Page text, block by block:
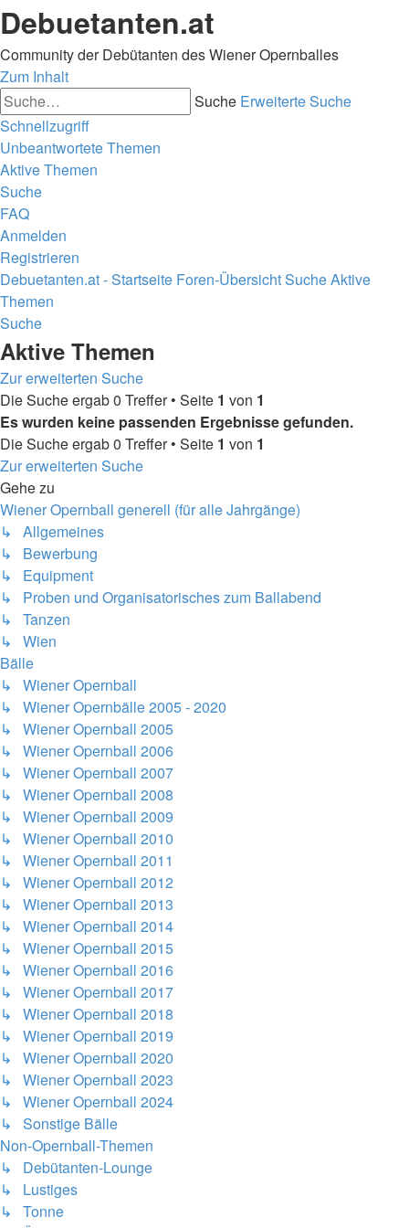
Debuetanten.at
Community der Debütanten des Wiener Opernballes
Zum Inhalt
Suche Erweiterte Suche
Schnellzugriff
Unbeantwortete Themen
Aktive Themen
Suche
FAQ
Anmelden
Registrieren
Debuetanten.at - Startseite Foren-ÜbersichtSucheAktive
Themen
Suche
Aktive Themen
Zur erweiterten Suche
Die Suche ergab 0 Treffer • Seite 1 von 1
Es wurden keine passenden Ergebnisse gefunden.
Die Suche ergab 0 Treffer • Seite 1 von 1
Zur erweiterten Suche
Gehe zu
Wiener Opernball generell (für alle Jahrgänge)
↳ Allgemeines
↳ Bewerbung
↳ Equipment
↳ Proben und Organisatorisches zum Ballabend
↳ Tanzen
↳ Wien
Bälle
↳ Wiener Opernball
↳ Wiener Opernbälle 2005 - 2020
↳ Wiener Opernball 2005
↳ Wiener Opernball 2006
↳ Wiener Opernball 2007
↳ Wiener Opernball 2008
↳ Wiener Opernball 2009
↳ Wiener Opernball 2010
↳ Wiener Opernball 2011
↳ Wiener Opernball 2012
↳ Wiener Opernball 2013
↳ Wiener Opernball 2014
↳ Wiener Opernball 2015
↳ Wiener Opernball 2016
↳ Wiener Opernball 2017
↳ Wiener Opernball 2018
↳ Wiener Opernball 2019
↳ Wiener Opernball 2020
↳ Wiener Opernball 2023
↳ Wiener Opernball 2024
↳ Sonstige Bälle
Non-Opernball-Themen
↳ Debütanten-Lounge
↳ Lustiges
↳ Tonne